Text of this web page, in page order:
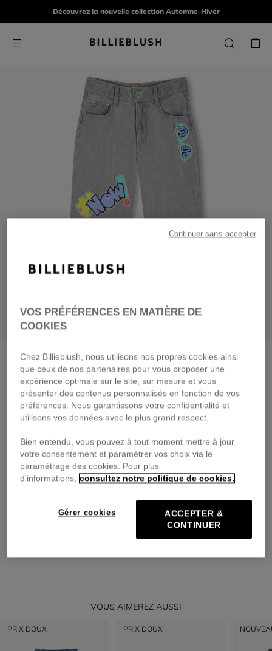
Découvrez la nouvelle collection Automne-Hiver
Pantalon denimdenim grey
dès 65,00 €
Payez en 4 fois sans frais avec
🔒Paiement sécurisé & retours faciles
DESCRIPTION
COMPOSITION
VOUS AIMEREZ AUSSI
PRIX DOUX PRIX DOUX
VOS PRÉFÉRENCES EN MATIÈRE DE
COOKIES
Chez Billieblush, nous utilisons nos propres cookies ainsi
que ceux de nos partenaires pour vous proposer une
expérience optimale sur le site, sur mesure et vous
présenter des contenus personnalisés en fonction de vos
préférences. Nous garantissons votre confidentialité et
utilisons vos données avec le plus grand respect.
Bien entendu, vous pouvez à tout moment mettre à jour
votre consentement et paramétrer vos choix via le
paramétrage des cookies. Pour plus
d'informations, consultez notre politique de cookies.
Gérer cookies
ACCEPTER &
CONTINUER
Continuer sans accepter